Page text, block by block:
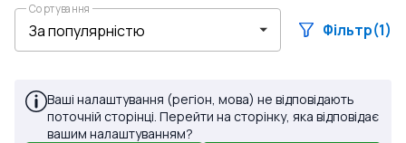
Сортування
Фільтр(1)
Ваші налаштування (регіон, мова) не відповідають
поточній сторінці. Перейти на сторінку, яка відповідає
вашим налаштуванням?